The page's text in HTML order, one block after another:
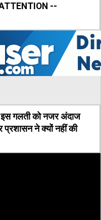
--
इस गलती को नजर अंदाज
ने क्यों नहीं की